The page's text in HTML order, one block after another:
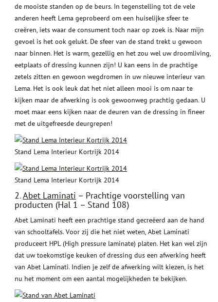
de mooiste standen op de beurs. In tegenstelling tot de vele
anderen heeft Lema geprobeerd om een huiselijke sfeer te
creëren, iets waar de consument toch naar op zoek is. Naar mijn
gevoel is het ook gelukt. De sfeer van de stand trekt u gewoon
naar binnen. Het is warm, gezellig en het zou wel uw droomliving,
eetplaats of dressing kunnen zijn! U kan eens in de prachtige
zetels zitten en gewoon wegdromen in uw nieuwe interieur van
Lema. Het is ook leuk dat het niet alleen mooi is om naar te
kijken maar de afwerking is ook gewoonweg prachtig gedaan. U
moet maar eens kijken naar de deuren van de dressing in fineer
met de uitgefreesde deurgrepen!
Stand Lema Interieur Kortrijk 2014
Stand Lema Interieur Kortrijk 2014
2.Abet Laminati – Prachtige voorstelling van
producten (Hal 1 – Stand 108)
Abet Laminati heeft een prachtige stand gecreëerd aan de hand
van schooltafels. Voor zij die het niet weten, Abet Laminati
produceert HPL (High pressure laminate) platen. Het kan wel zijn
dat uw toekomstige keuken of dressing dus een afwerking heeft
van Abet Laminati. Indien je zelf de afwerking wilt kiezen, is het
nu het moment om een aantal mogelijkheden te bekijken.